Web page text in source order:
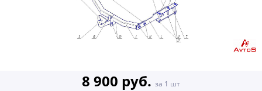
8 900 руб. за 1 шт